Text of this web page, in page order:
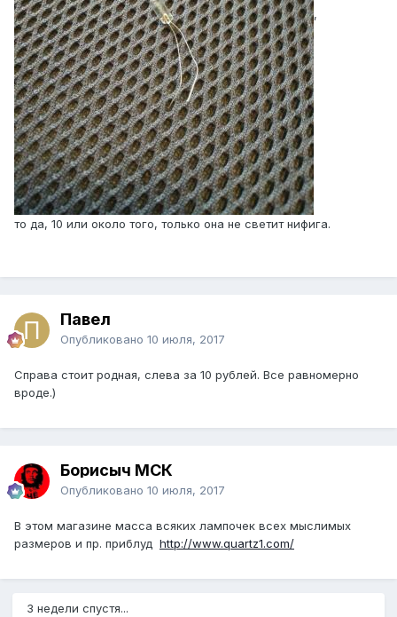
И да, Koito E1535 стоят по 75 рублей, что как-то
разумнее :-))
,
то да, 10 или около того, только она не светит нифига.
Павел
Опубликовано 10 июля, 2017
Справа стоит родная, слева за 10 рублей. Все равномерно
вроде.)
Борисыч МСК
Опубликовано 10 июля, 2017
В этом магазине масса всяких лампочек всех мыслимых
размеров и пр. приблуд http://www.quartz1.com/
3 недели спустя...